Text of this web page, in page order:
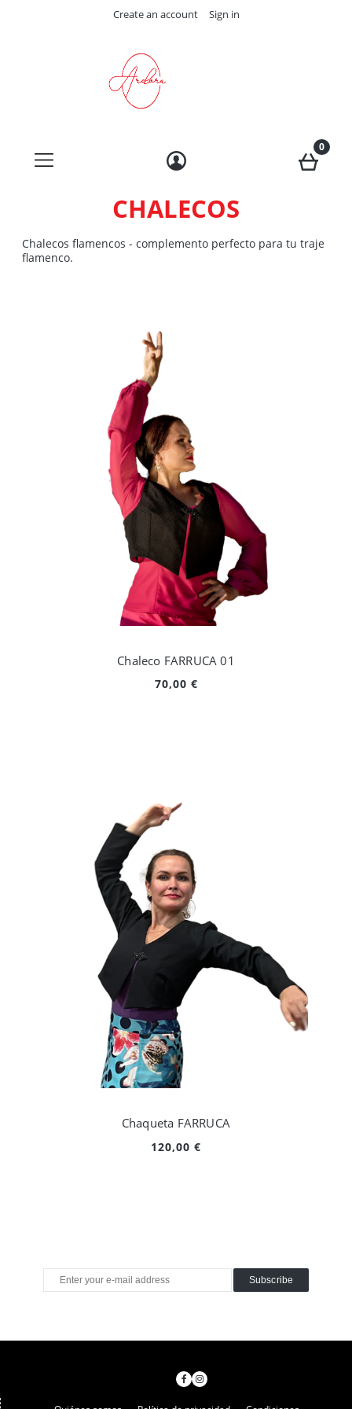
Create an account Sign in
CHALECOS
Chalecos flamencos - complemento perfecto para tu traje
flamenco.
Chaleco FARRUCA 01
70,00 €
Chaqueta FARRUCA
120,00 €
Subscribe